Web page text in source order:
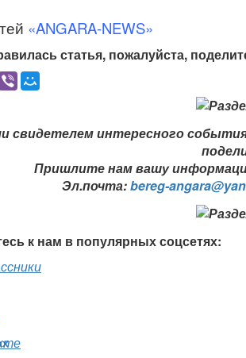
«ANGARA-NEWS»
статья, пожалуйста,
свидетелем интересного
Пришлите нам вашу
Эл.почта:bereg-
к нам в популярных соцсетях: